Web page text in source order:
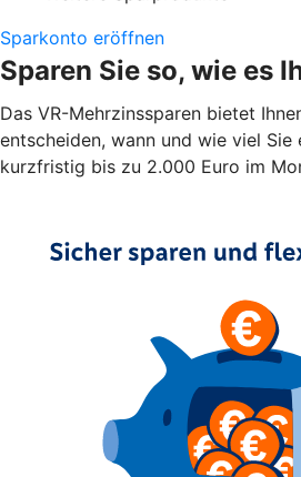
Sparkonto eröffnen
Sparen Sie so, wie es
Das VR-Mehrzinssparen bietet
entscheiden, wann und wie viel Sie
kurzfristig bis zu 2.000 Euro im